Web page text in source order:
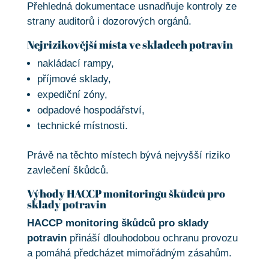
Přehledná dokumentace usnadňuje kontroly ze
strany auditorů i dozorových orgánů.
Nejrizikovější místa ve skladech potravin
nakládací rampy,
příjmové sklady,
expediční zóny,
odpadové hospodářství,
technické místnosti.
Právě na těchto místech bývá nejvyšší riziko
zavlečení škůdců.
Výhody HACCP monitoringu škůdců pro
sklady potravin
HACCP monitoring škůdců pro sklady
potravinpřináší dlouhodobou ochranu provozu
a pomáhá předcházet mimořádným zásahům.